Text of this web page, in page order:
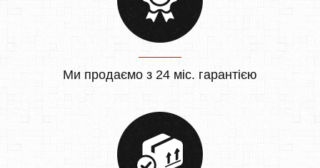
Ми продаємо з 24 міс. гарантією